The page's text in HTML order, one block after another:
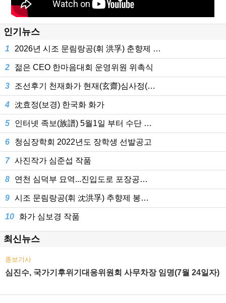
인기뉴스
1 2026년 시조 문림랑공(휘 洪孚) 춘향제 …
2 젊은 CEO 한마음대회 운영위원 위촉식
3 조선후기 천재화가 현재(玄齋)심사정(…
4 沈효정(보경) 한국화 화가
5 인터넷 족보(族譜) 5월1일 부터 수단 …
6 청심장학회 2022년도 장학생 선발공고
7 사진작가 심준섭 작품
8 연천 심덕부 묘역...진입도로 포장공…
9 시조 문림랑공(휘 沈洪孚) 추향제 봉…
10 화가 심보경 작품
최신뉴스
종보기사
심진수, 국가기후위기대응위원회 사무차장 임명(7월 24일자)